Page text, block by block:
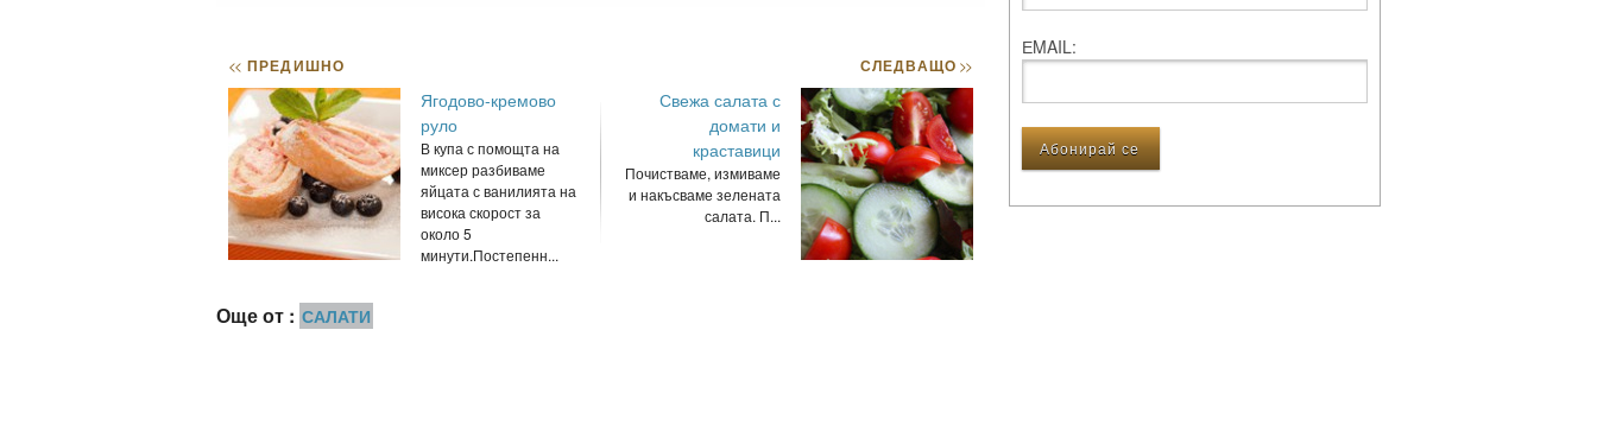
<< ПРЕДИШНО
Ягодово-кремово
руло
В купа с помощта на
миксер разбиваме
яйцата с ванилията на
висока скорост за
около 5
минути.Постепенн...
СЛЕДВАЩО>>
Свежа салата с
домати и
краставици
Почистваме, измиваме
и накъсваме зелената
салата. П...
Още от : САЛАТИ
ЕMAIL: